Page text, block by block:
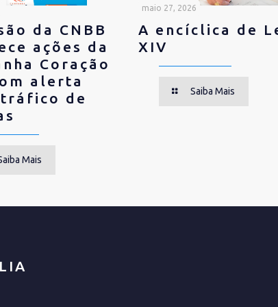
da CNBB
ações da
Coração
alerta
de
Mais
maio 27, 2026
A encíclica de
XIV
Saiba Mais